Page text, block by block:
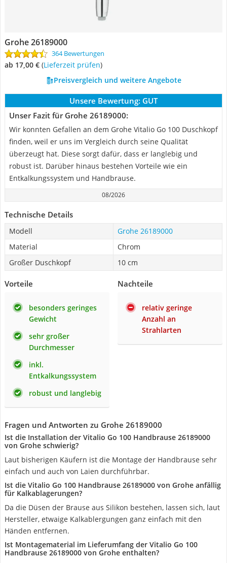
Grohe 26189000
364 Bewertungen
ab 17,00 € (Lieferzeit prüfen)
Preisvergleich und weitere Angebote
Unsere Bewertung: GUT
Unser Fazit für Grohe 26189000:
Wir konnten Gefallen an dem Grohe Vitalio Go 100 Duschkopf
finden, weil er uns im Vergleich durch seine Qualität
überzeugt hat. Diese sorgt dafür, dass er langlebig und
robust ist. Darüber hinaus bestehen Vorteile wie ein
Entkalkungssystem und Handbrause.
08/2026
Technische Details
Modell
Grohe 26189000
Material
Chrom
Großer Duschkopf
10 cm
Vorteile
besonders geringes
Gewicht
sehr großer
Durchmesser
inkl.
Entkalkungssystem
robust und langlebig
Nachteile
relativ geringe
Anzahl an
Strahlarten
Fragen und Antworten zu Grohe 26189000
Ist die Installation der Vitalio Go 100 Handbrause 26189000
von Grohe schwierig?
Laut bisherigen Käufern ist die Montage der Handbrause sehr
einfach und auch von Laien durchführbar.
Ist die Vitalio Go 100 Handbrause 26189000 von Grohe anfällig
für Kalkablagerungen?
Da die Düsen der Brause aus Silikon bestehen, lassen sich, laut
Hersteller, etwaige Kalkablergungen ganz einfach mit den
Händen entfernen.
Ist Montagematerial im Lieferumfang der Vitalio Go 100
Handbrause 26189000 von Grohe enthalten?